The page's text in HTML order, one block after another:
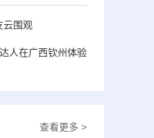
云围观
人在广西钦州体验
查看更多 >